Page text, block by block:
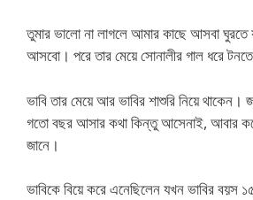
তুমার ভালো না লাগলে আমার কাছে আসবা
আসবো। পরে তার মেয়ে সোনালীর গাল ধরে
ভাবি তার মেয়ে আর ভাবির শাশুরি নিয়ে থাকেন।
গতো বছর আসার কথা কিন্তু আসেনাই, আবার
জানে।
ভাবিকে বিয়ে করে এনেছিলেন যখন ভাবির